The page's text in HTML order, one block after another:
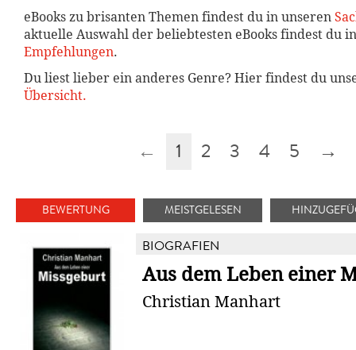
eBooks zu brisanten Themen findest du in unseren
aktuelle Auswahl der beliebtesten eBooks findest du
Empfehlungen.
Du liest lieber ein anderes Genre? Hier findest du
Übersicht.
← 1 2 3 4 5 →
BEWERTUNG MEISTGELESEN
BIOGRAFIEN
Aus dem Leben einer
Christian Manhart